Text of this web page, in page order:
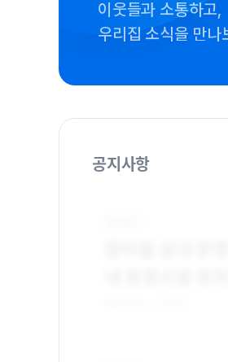
이웃들과 소통하고,
우리집 소식을 만나
공지사항